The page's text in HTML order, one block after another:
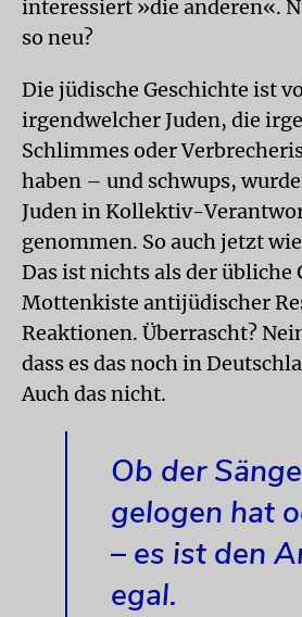
interessiert »die anderen«.
so neu?
Die jüdische Geschichte ist
irgendwelcher Juden, die
Schlimmes oder
haben – und schwups,
Juden in Kollektiv-
genommen. So auch jetzt
Das ist nichts als der übliche
Mottenkiste antijüdischer
Reaktionen. Überrascht?
dass es das noch in
Auch das nicht.
Ob der
gelogen hat
– es ist den
egal.